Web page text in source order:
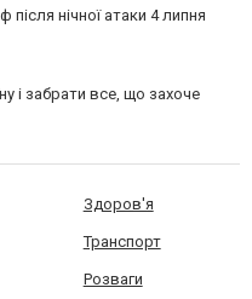
нічної атаки 4 липня
і забрати все, що захоче
Здоров'я
Транспорт
Розваги